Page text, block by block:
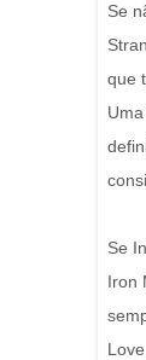
Se
que
Se
Iron